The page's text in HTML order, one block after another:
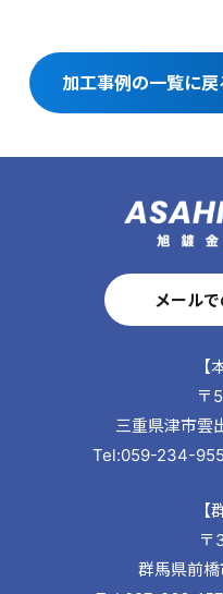
加工事例の一覧に戻
メール
【
〒
三重県津市雲
Tel:059-234-
【
〒
群馬県前